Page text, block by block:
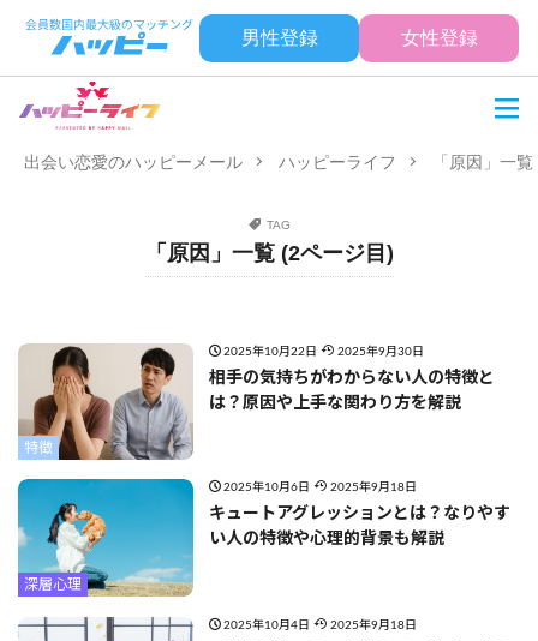
男性登録 女性登録
出会い恋愛のハッピーメール ハッピーライフ 「原因」一
TAG
「原因」一覧 (2ページ目)
特徴
2025年10月22日 2025年9月30日
相手の気持ちがわからない人の特徴と
は？原因や上手な関わり方を解説
深層心理
2025年10月6日 2025年9月18日
キュートアグレッションとは？なりやす
い人の特徴や心理的背景も解説
2025年10月4日 2025年9月18日